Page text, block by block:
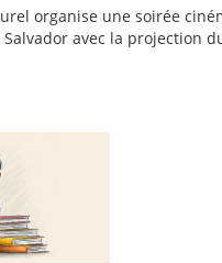
organise une soirée
avec la projection